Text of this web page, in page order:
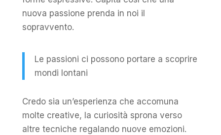
nuova passione prenda in noi il
sopravvento.
Le passioni ci possono portare a scoprire
mondi lontani
Credo sia un’esperienza che accomuna
molte creative, la curiosità sprona verso
altre tecniche regalando nuove emozioni.